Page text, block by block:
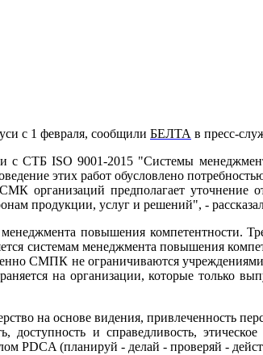
с 1 февраля, сообщили БЕЛТА в пресс-
с СТБ ISO 9001-2015 "Системы
этих работ обусловлено
организаций предполагает уточнение
продукции, услуг и решений", -
повышения компетентности.
системам менеджмента повышения
СМПК не ограничиваются учреждениями
на организации, которые только
на основе видения, привлеченность
и справедливость,
PDCA (планируй - делай - проверяй -